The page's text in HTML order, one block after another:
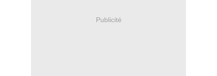
Publicité